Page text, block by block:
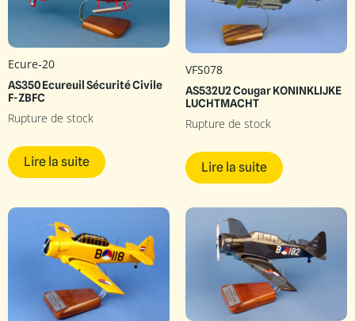
Ecure-20
AS350 Ecureuil Sécurité Civile
F-ZBFC
Rupture de stock
Lire la suite
VFS078
AS532U2 Cougar KONINKLIJKE
LUCHTMACHT
Rupture de stock
Lire la suite